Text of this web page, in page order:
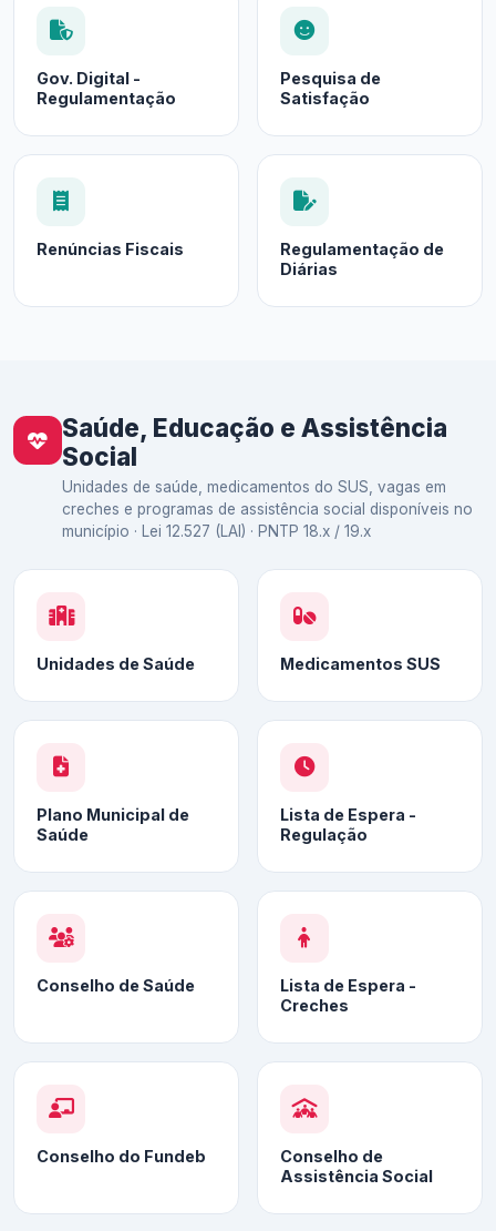
Gov. Digital -
Regulamentação
Pesquisa de
Satisfação
Renúncias Fiscais
Regulamentação de
Diárias
Saúde, Educação e Assistência
Social
Unidades de saúde, medicamentos do SUS, vagas em
creches e programas de assistência social disponíveis no
município · Lei 12.527 (LAI) · PNTP 18.x / 19.x
Unidades de Saúde Medicamentos SUS
Plano Municipal de
Saúde
Lista de Espera -
Regulação
Conselho de Saúde
Lista de Espera -
Creches
Conselho do Fundeb
Conselho de
Assistência Social